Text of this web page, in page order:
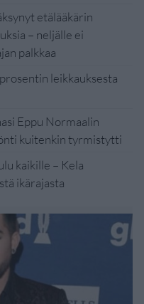
etälääkärin
– neljälle ei
palkkaa
leikkauksesta
Eppu Normaalin
kuitenkin tyrmistytti
kaikille – Kela
ikärajasta